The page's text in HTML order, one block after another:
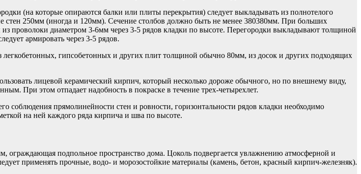
(на которые опираются балки или плиты перекрытия) следует выкладывать из полнотелого
250мм (иногда и 120мм). Сечение столбов должно быть не менее 380380мм. При больших
проволоки диаметром 3-6мм через 3-5 рядов кладки по высоте. Перегородки выкладывают толщиной
армировать через 3-5 рядов.
гипсобетонных и других плит толщиной обычно 80мм, из досок и других подходящих
лицевой керамический кирпич, который несколько дороже обычного, но по внешнему виду,
При этом отпадает надобность в покраске в течение трех-четырехлет.
соблюдения прямолинейности стен и ровности, горизонтальности рядов кладки необходимо
на ней каждого ряда кирпича и шва по высоте.
подпольное пространство дома. Цоколь подвергается увлажнению атмосферной и
применять прочные, водо- и морозостойкие материалы (камень, бетон, красный кирпич-железняк).